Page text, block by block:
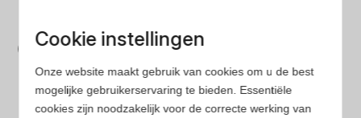
minder tijd en geld kwijt bent
Cookie instellingen
Onze website maakt gebruik van cookies om u de best
mogelijke gebruikerservaring te bieden. Essentiële
cookies zijn noodzakelijk voor de correcte werking van